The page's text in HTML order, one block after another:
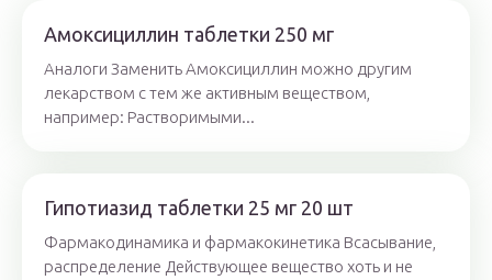
Амоксициллин таблетки 250 мг
Аналоги Заменить Амоксициллин можно другим
лекарством с тем же активным веществом,
например: Растворимыми...
Гипотиазид таблетки 25 мг 20 шт
Фармакодинамика и фармакокинетика Всасывание,
распределение Действующее вещество хоть и не